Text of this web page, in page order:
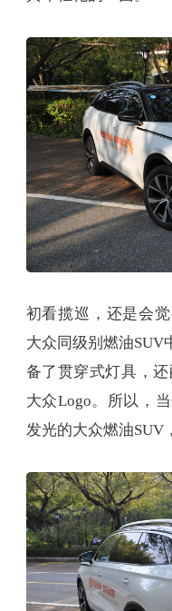
初看揽巡，还是会
大众同级别燃油SUV
备了贯穿式灯具，
大众Logo。所以，
发光的大众燃油SUV